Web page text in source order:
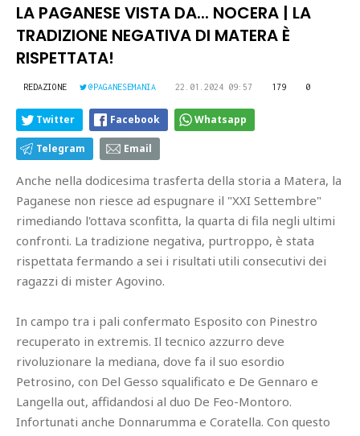
LA PAGANESE VISTA DA... NOCERA | LA
TRADIZIONE NEGATIVA DI MATERA È
RISPETTATA!
REDAZIONE @PAGANESEMANIA 22.01.2024 09:57 179 0
Twitter Facebook Whatsapp
Telegram Email
Anche nella dodicesima trasferta della storia a Matera, la
Paganese non riesce ad espugnare il "XXI Settembre"
rimediando l'ottava sconfitta, la quarta di fila negli ultimi
confronti. La tradizione negativa, purtroppo, è stata
rispettata fermando a sei i risultati utili consecutivi dei
ragazzi di mister Agovino.
In campo tra i pali confermato Esposito con Pinestro
recuperato in extremis. Il tecnico azzurro deve
rivoluzionare la mediana, dove fa il suo esordio
Petrosino, con Del Gesso squalificato e De Gennaro e
Langella out, affidandosi al duo De Feo-Montoro.
Infortunati anche Donnarumma e Coratella. Con questo